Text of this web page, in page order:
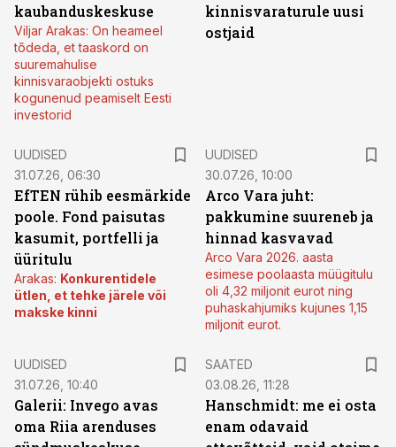
kaubanduskeskuse
Viljar Arakas: On heameel
tõdeda, et taaskord on
suuremahulise
kinnisvaraobjekti ostuks
kogunenud peamiselt Eesti
investorid
kinnisvaraturule uusi
ostjaid
UUDISED
31.07.26, 06:30
EfTEN rühib eesmärkide
poole. Fond paisutas
kasumit, portfelli ja
üüritulu
Arakas: Konkurentidele
ütlen, et tehke järele või
makske kinni
UUDISED
30.07.26, 10:00
Arco Vara juht:
pakkumine suureneb ja
hinnad kasvavad
Arco Vara 2026. aasta
esimese poolaasta müügitulu
oli 4,32 miljonit eurot ning
puhaskahjumiks kujunes 1,15
miljonit eurot.
UUDISED
31.07.26, 10:40
Galerii: Invego avas
oma Riia arenduses
SAATED
03.08.26, 11:28
Hanschmidt: me ei osta
enam odavaid